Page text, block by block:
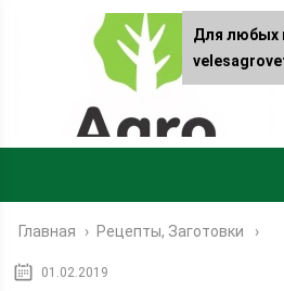
Главная › Рецепты, Заготовки
01.02.2019
Для любых